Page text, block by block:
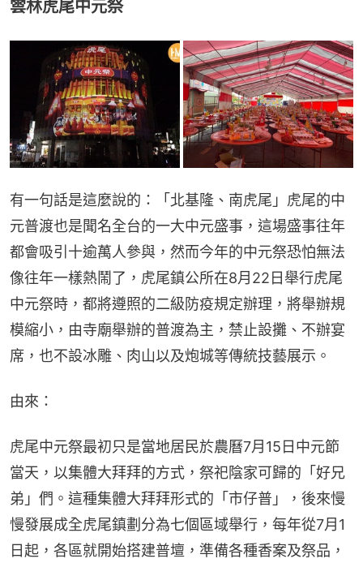
雲林虎尾中元祭
有一句話是這麼說的：「北基隆、南虎尾」虎尾的中
元普渡也是聞名全台的一大中元盛事，這場盛事往年
都會吸引十逾萬人參與，然而今年的中元祭恐怕無法
像往年一樣熱鬧了，虎尾鎮公所在8月22日舉行虎尾
中元祭時，都將遵照的二級防疫規定辦理，將舉辦規
模縮小，由寺廟舉辦的普渡為主，禁止設攤、不辦宴
席，也不設冰雕、肉山以及炮城等傳統技藝展示。
由來：
虎尾中元祭最初只是當地居民於農曆7月15日中元節
當天，以集體大拜拜的方式，祭祀陰家可歸的「好兄
弟」們。這種集體大拜拜形式的「市仔普」，後來慢
慢發展成全虎尾鎮劃分為七個區域舉行，每年從7月1
日起，各區就開始搭建普壇，準備各種香案及祭品，